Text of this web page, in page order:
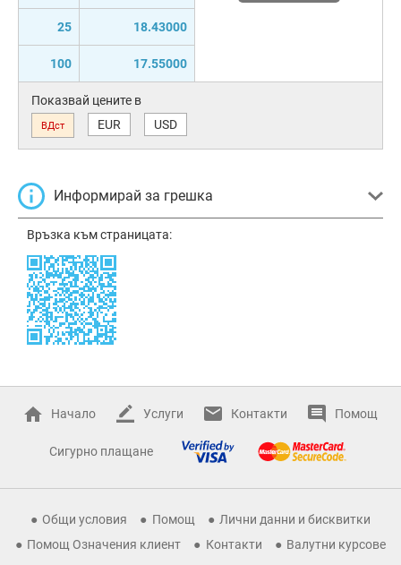
25 18.43000
100 17.55000
Показвай цените в
ВДст EUR USD
Информирай за грешка
Връзка към страницата:
Начало Услуги Контакти Помощ
Сигурно плащане
Общи условия Помощ
Лични данни и бисквитки
Помощ Означения клиент
Контакти
Валутни курсове